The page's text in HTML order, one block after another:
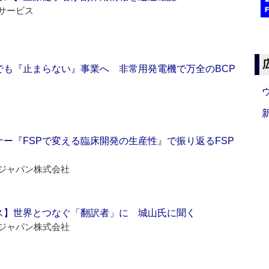
ービス
も『止まらない』事業へ 非常用発電機で万全のBCP
『FSPで変える臨床開発の生産性』で振り返るFSP
ャパン株式会社
】世界とつなぐ「翻訳者」に 城山氏に聞く
ャパン株式会社